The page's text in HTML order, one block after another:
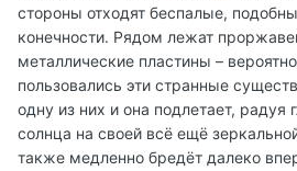
стороны отходят беспалые,
конечности. Рядом лежат
металлические пластины –
пользовались эти странные
одну из них и она подлетает, радуя
солнца на своей всё ещё
также медленно бредёт далеко